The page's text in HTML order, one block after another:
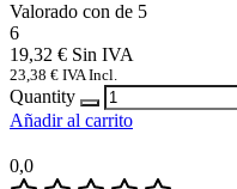
Valorado con de 5
6
19,32 €
23,38 € IVA Incl.
Quantity
Añadir al carrito
0,0